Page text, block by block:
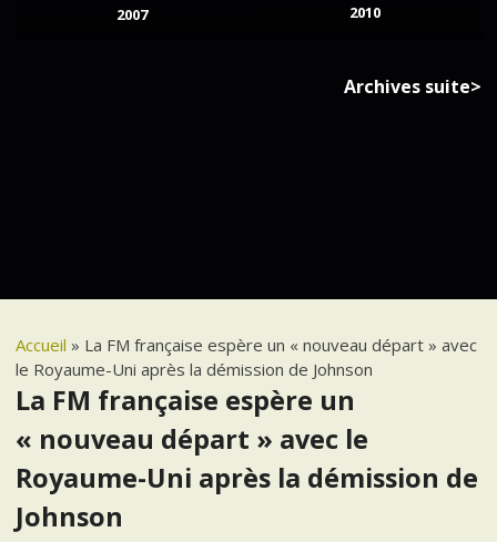
2007 2010
Archives suite>
Accueil » La FM française espère un « nouveau départ » avec
le Royaume-Uni après la démission de Johnson
La FM française espère un
« nouveau départ » avec le
Royaume-Uni après la démission de
Johnson